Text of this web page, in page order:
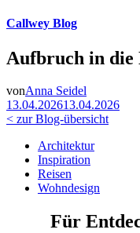
Callwey Blog
Aufbruch in die
vonAnna Seidel
13.04.202613.04.2026
< zur Blog-übersicht
Architektur
Inspiration
Reisen
Wohndesign
Für